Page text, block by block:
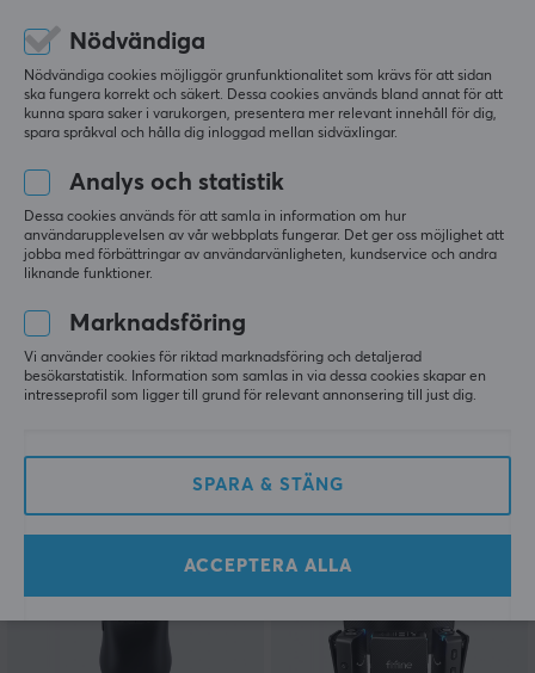
2599 kr (3949 kr)
SPARA 25%
Recon 70 Multiplatform
Gaming Headset - Vit
(DEMO)
SPARA 38%
Gaming Musmatta - L -
Vit (DEMO)
279 kr
Nödvändiga
Nödvändiga cookies möjliggör grunfunktionalitet som krävs för att sidan
ska fungera korrekt och säkert. Dessa cookies används bland annat för att
kunna spara saker i varukorgen, presentera mer relevant innehåll för dig,
spara språkval och hålla dig inloggad mellan sidväxlingar.
Analys och statistik
Dessa cookies används för att samla in information om hur
användarupplevelsen av vår webbplats fungerar. Det ger oss möjlighet att
jobba med förbättringar av användarvänligheten, kundservice och andra
liknande funktioner.
Marknadsföring
Vi använder cookies för riktad marknadsföring och detaljerad
besökarstatistik. Information som samlas in via dessa cookies skapar en
intresseprofil som ligger till grund för relevant annonsering till just dig.
SPARA & STÄNG
ACCEPTERA ALLA